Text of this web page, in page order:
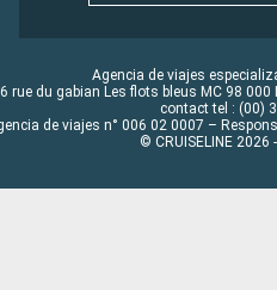
Agencia de viajes
rue du gabian Les flots bleus MC 98
contact tel : (00)
de viajes n° 006 02 0007 –
© CRUISELINE 2026